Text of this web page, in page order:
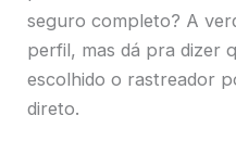
seguro completo? A
perfil, mas dá pra dizer
escolhido o rastreador
direto.